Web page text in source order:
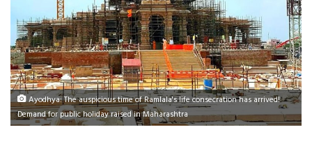
Ayodhya: The auspicious time of Ramlala's life consecration has arrived!
Demand for public holiday raised in Maharashtra